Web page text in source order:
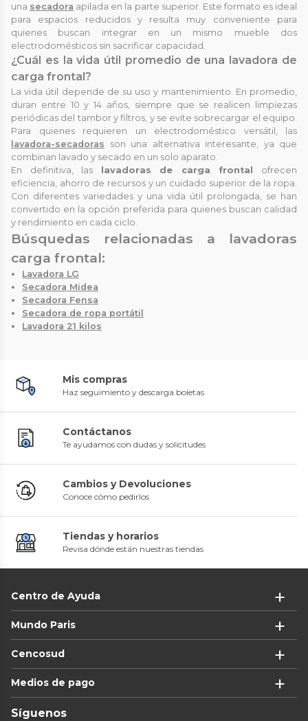
una secadora apilada en la parte superior. Este formato es ideal
para espacios reducidos y resulta muy conveniente para
quienes buscan integrar en un mismo mueble dos
electrodomésticos sin sacrificar capacidad.
¿Cuál es la vida útil promedio de una lavadora de
carga frontal?
La vida útil depende de su uso y mantenimiento. En promedio,
duran entre 10 y 14 años, siempre que se realicen limpiezas
periódicas del tambor y filtros, y se evite sobrecargar el equipo.
Para quienes requieren un electrodoméstico versátil, las
lavadora-secadoras son una alternativa interesante, ya que
combinan lavado y secado en un solo aparato.
En definitiva, las lavadoras de carga frontal ofrecen
eficiencia, ahorro de recursos y un cuidado superior de la ropa.
Con diferentes variedades y una vida útil prolongada, se han
convertido en la opción preferida para quienes buscan calidad
y rendimiento en cada ciclo.
Búsquedas relacionadas a lavadoras
carga frontal:
Lavadora LG
Secadora Midea
Secadora Fensa
Secadora de ropa portátil
Lavadora 21 kilos
Mis compras
Haz seguimiento y descarga boletas
Contáctanos
Te ayudamos con dudas y solicitudes
Cambios y Devoluciones
Conoce cómo pedirlos
Tiendas y horarios
Revisa dónde están nuestras tiendas
Centro de Ayuda
Mundo Paris
Cencosud
Medios de pago
Síguenos